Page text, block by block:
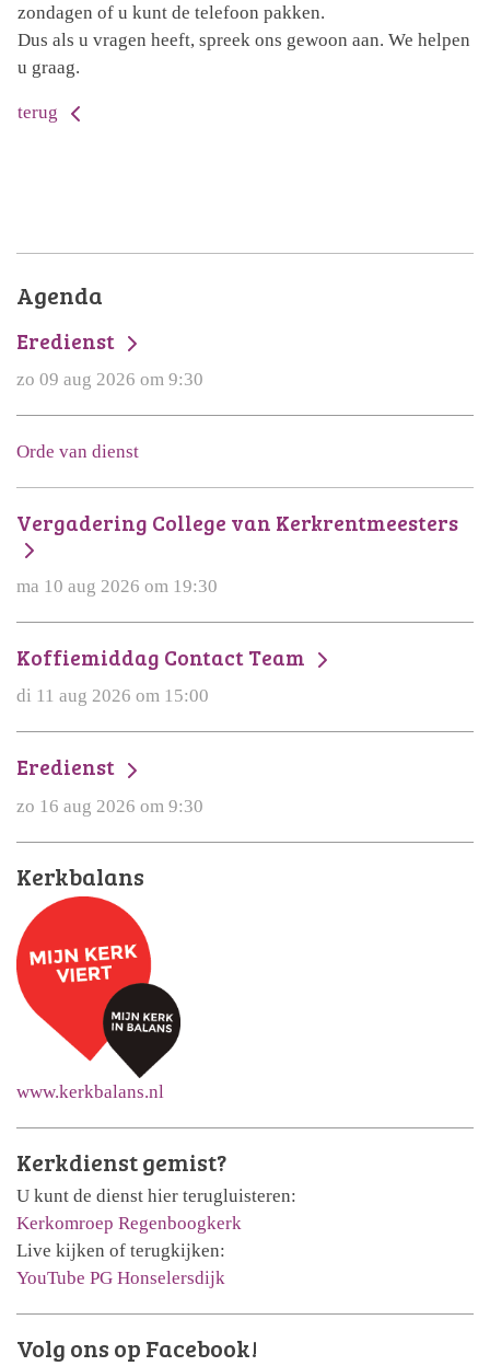
zondagen of u kunt de telefoon pakken.
Dus als u vragen heeft, spreek ons gewoon aan. We helpen
u graag.
terug
Agenda
Eredienst
zo 09 aug 2026 om 9:30
Orde van dienst
Vergadering College van Kerkrentmeesters
ma 10 aug 2026 om 19:30
Koffiemiddag Contact Team
di 11 aug 2026 om 15:00
Eredienst
zo 16 aug 2026 om 9:30
Kerkbalans
www.kerkbalans.nl
Kerkdienst gemist?
U kunt de dienst hier terugluisteren:
Kerkomroep Regenboogkerk
Live kijken of terugkijken:
YouTube PG Honselersdijk
Volg ons op Facebook!